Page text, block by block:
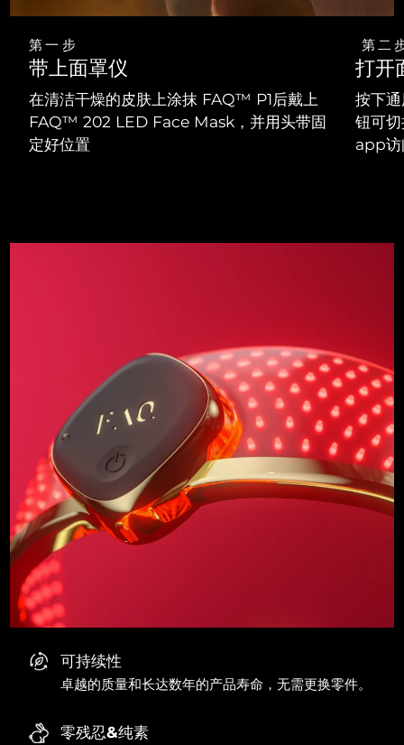
第一步
带上面罩仪
在清洁干燥的皮肤上涂抹 FAQ™ P1后戴上
FAQ™ 202 LED Face Mask，并用头带固
定好位置
第二
打开
按下
钮可
app
可持续性
卓越的质量和长达数年的产品寿命，无需更换零件。
零残忍&纯素